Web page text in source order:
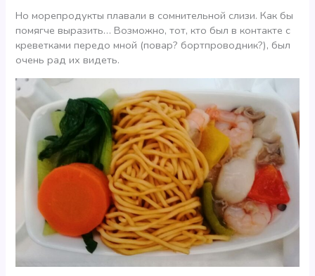
Но морепродукты плавали в сомнительной слизи. Как бы
помягче выразить… Возможно, тот, кто был в контакте с
креветками передо мной (повар? бортпроводник?), был
очень рад их видеть.